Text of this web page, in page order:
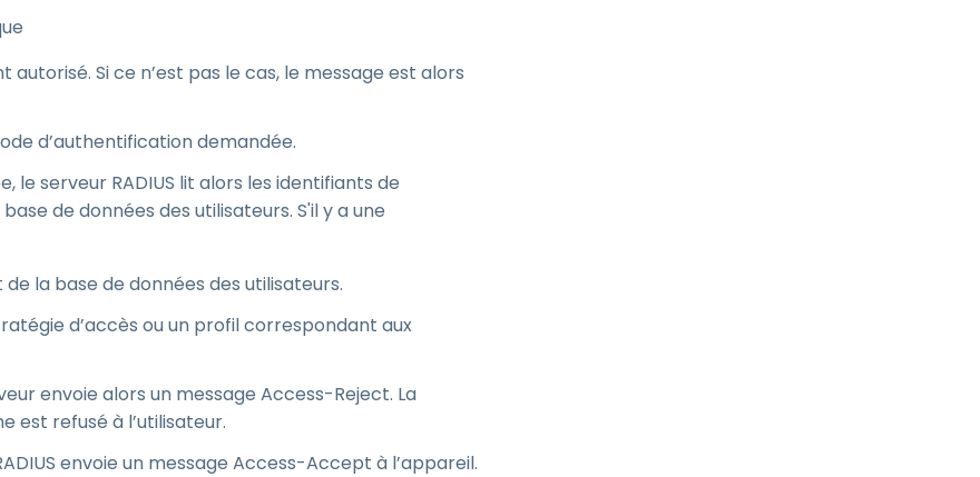
Si ce n’est pas le cas, le message est alors
d’authentification demandée.
le serveur RADIUS lit alors les identifiants de
de données des utilisateurs. S'il y a une
la base de données des utilisateurs.
d’accès ou un profil correspondant aux
envoie alors un message Access-Reject. La
est refusé à l’utilisateur.
envoie un message Access-Accept à l’appareil.